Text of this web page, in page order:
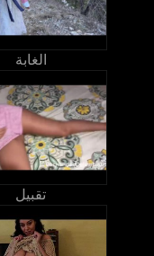
الغابة
تقبيل